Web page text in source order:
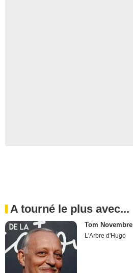
A tourné le plus avec...
Tom Novembre
L'Arbre d'Hugo